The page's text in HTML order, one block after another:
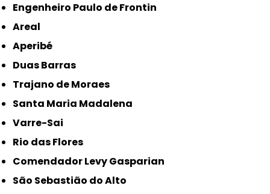
Engenheiro Paulo de Frontin
Areal
Aperibé
Duas Barras
Trajano de Moraes
Santa Maria Madalena
Varre-Sai
Rio das Flores
Comendador Levy Gasparian
São Sebastião do Alto